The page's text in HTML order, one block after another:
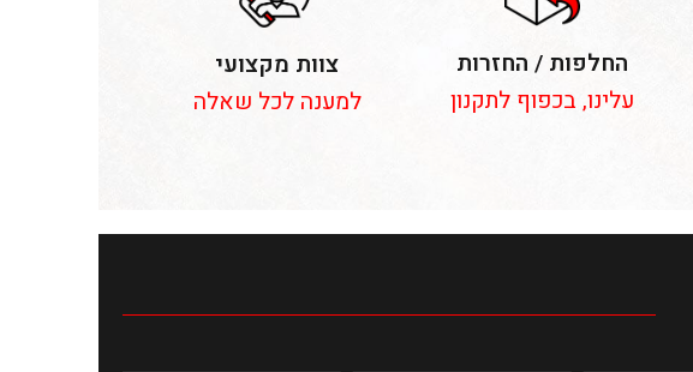
החלפות / החזרות
עלינו, בכפוף לתקנון
צוות מקצועי
למענה לכל שאלה